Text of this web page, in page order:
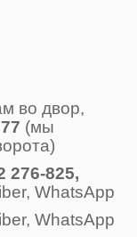
во двор,
(мы
276-825,
WhatsApp
WhatsApp